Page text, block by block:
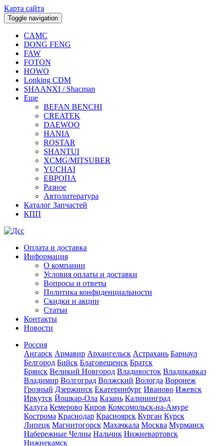
Карта сайта
Toggle navigation
CAMC
DONG FENG
FAW
FOTON
HOWO
Lonking CDM
SHAANXI / Shacman
Еще
BEFAN BENCHI
CREATEK
DAEWOO
HANIA
ROSTAR
SHANTUI
XCMG/MITSUBER
YUCHAI
ЕВРОПА
Разное
Aвтолитература
Каталог Запчастей
КПП
Оплата и доставка
Информация
О компании
Условия оплаты и доставки
Вопросы и ответы
Политика конфиденциальности
Скидки и акции
Статьи
Контакты
Новости
Россия
Ангарск Армавир Архангельск Астрахань Барнаул
Белгород Бийск Благовещенск Братск
Брянск Великий Новгород Владивосток Владикавказ
Владимир Волгоград Волжский Вологда Воронеж
Грозный Дзержинск Екатеринбург Иваново Ижевск
Иркутск Йошкар-Ола Казань Калининград
Калуга Кемерово Киров Комсомольск-на-Амуре
Кострома Краснодар Красноярск Курган Курск
Липецк Магнитогорск Махачкала Москва Мурманск
Набережные Челны Нальчик Нижневартовск
Нижнекамск